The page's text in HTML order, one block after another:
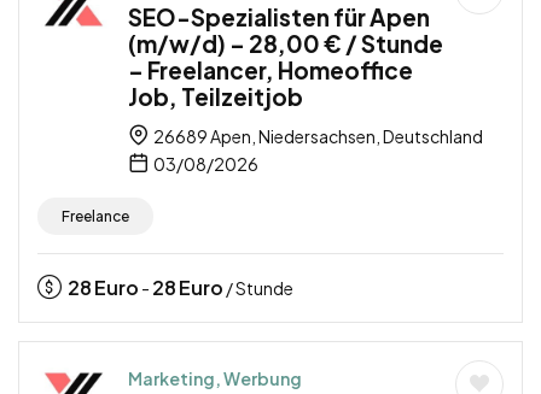
SEO-Spezialisten für Apen
(m/w/d) – 28,00 € / Stunde
– Freelancer, Homeoffice
Job, Teilzeitjob
26689 Apen, Niedersachsen, Deutschland
03/08/2026
Freelance
28Euro - 28Euro / Stunde
Marketing, Werbung